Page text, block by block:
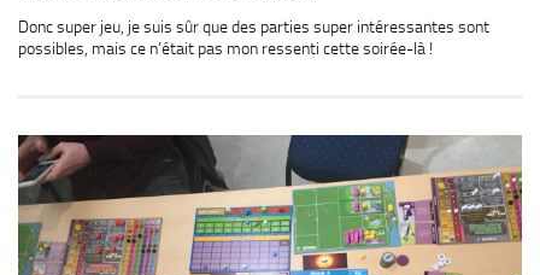
Donc super jeu, je suis sûr que des parties super intéressantes sont
possibles, mais ce n’était pas mon ressenti cette soirée-là !